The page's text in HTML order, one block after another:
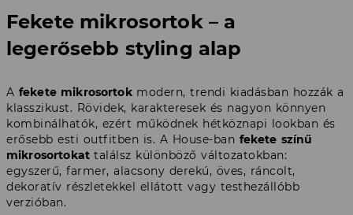
Fekete mikrosortok – a
legerősebb styling alap
A fekete mikrosortokmodern, trendi kiadásban hozzák a
klasszikust. Rövidek, karakteresek és nagyon könnyen
kombinálhatók, ezért működnek hétköznapi lookban és
erősebb esti outfitben is. A House-ban fekete színű
mikrosortokattalálsz különböző változatokban:
egyszerű, farmer, alacsony derekú, öves, ráncolt,
dekoratív részletekkel ellátott vagy testhezállóbb
verzióban.